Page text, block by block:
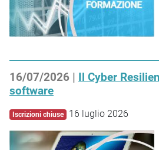
16/07/2026 | Il Cyber
software
Iscrizioni chiuse 16 luglio 2026